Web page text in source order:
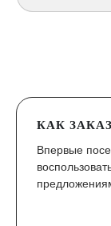
КАК
Впервые